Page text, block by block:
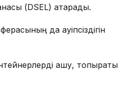
(DSEL) атқарады.
да қауіпсіздігін
ашу, топырақты